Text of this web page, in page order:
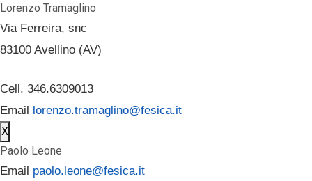
Lorenzo Tramaglino
Via Ferreira, snc
83100 Avellino (AV)
Cell. 346.6309013
Email lorenzo.tramaglino@fesica.it
X
Paolo Leone
Email paolo.leone@fesica.it